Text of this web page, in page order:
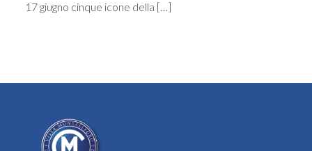
17 giugno cinque icone della […]